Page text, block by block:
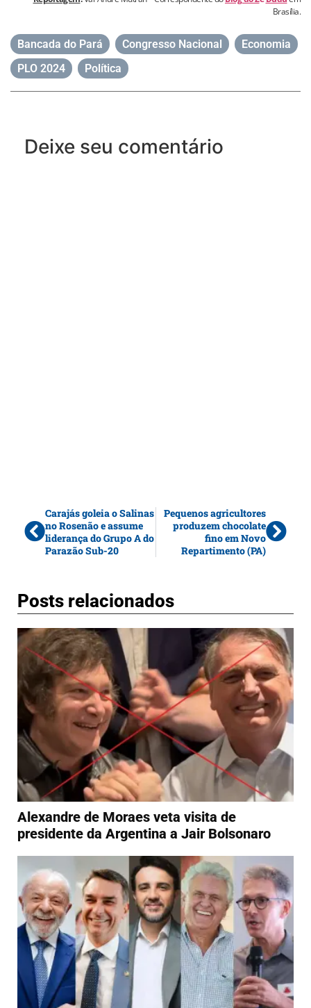
Brasília.
Bancada do Pará Congresso Nacional Economia
PLO 2024
Política
Deixe seu comentário
Carajás goleia o Salinas
no Rosenão e assume
liderança do Grupo A do
Parazão Sub-20
Pequenos agricultores
produzem chocolate
fino em Novo
Repartimento (PA)
Posts relacionados
Alexandre de Moraes veta visita de
presidente da Argentina a Jair Bolsonaro